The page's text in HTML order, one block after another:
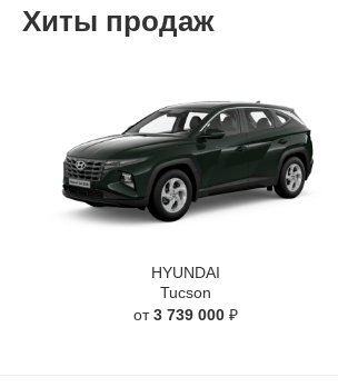
Хиты продаж
HYUNDAI
Tucson
от3 739 000 ₽